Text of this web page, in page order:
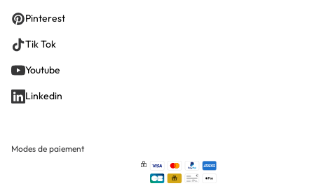
Pinterest
Tik Tok
Youtube
Linkedin
Modes de paiement